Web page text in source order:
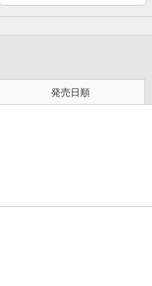
発売日順